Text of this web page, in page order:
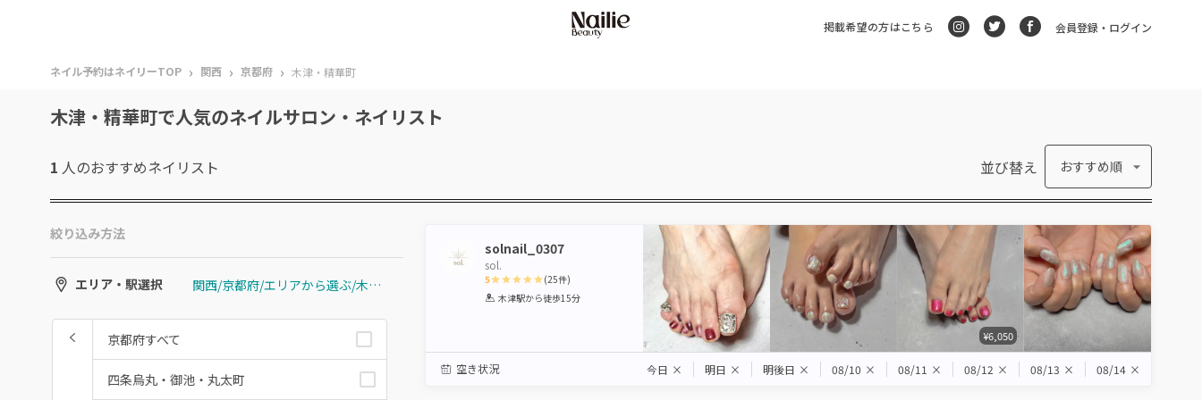
掲載希望の方はこちら 会員登録・ログイン
ネイル予約はネイリーTOP › 関西 › 京都府 › 木津・精華町
木津・精華町で人気のネイルサロン・ネイリスト
1 人のおすすめネイリスト 並び替え おすすめ順
絞り込み方法
エリア・駅選択 関西/京都府/エリアから選ぶ/木津・精華町
京都府すべて
四条烏丸・御池・丸太町
solnail_0307
sol.
5
1 2 3 4 5
(25件)
木津駅から徒歩15分
¥6,050
空き状況 今日 × 明日 × 明後日 × 08/10 × 08/11 × 08/12 × 08/13 × 08/14 ×